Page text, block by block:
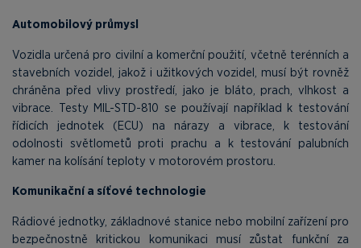
Automobilový průmysl
Vozidla určená pro civilní a komerční použití, včetně terénních a
stavebních vozidel, jakož i užitkových vozidel, musí být rovněž
chráněna před vlivy prostředí, jako je bláto, prach, vlhkost a
vibrace. Testy MIL-STD-810 se používají například k testování
řídicích jednotek (ECU) na nárazy a vibrace, k testování
odolnosti světlometů proti prachu a k testování palubních
kamer na kolísání teploty v motorovém prostoru.
Komunikační a síťové technologie
Rádiové jednotky, základnové stanice nebo mobilní zařízení pro
bezpečnostně kritickou komunikaci musí zůstat funkční za